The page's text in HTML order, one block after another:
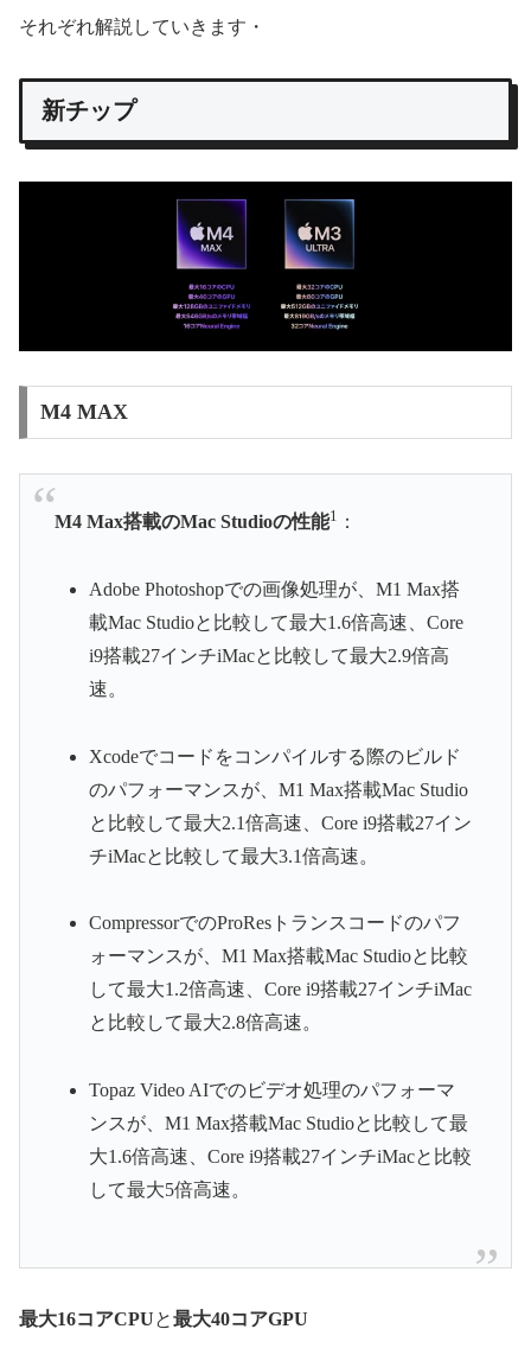
それぞれ解説していきます・
新チップ
M4 MAX
M4 Max搭載のMac Studioの性能1 ：
Adobe Photoshopでの画像処理が、M1 Max搭
載Mac Studioと比較して最大1.6倍高速、Core
i9搭載27インチiMacと比較して最大2.9倍高
速。
Xcodeでコードをコンパイルする際のビルド
のパフォーマンスが、M1 Max搭載Mac Studio
と比較して最大2.1倍高速、Core i9搭載27イン
チiMacと比較して最大3.1倍高速。
CompressorでのProResトランスコードのパフ
ォーマンスが、M1 Max搭載Mac Studioと比較
して最大1.2倍高速、Core i9搭載27インチiMac
と比較して最大2.8倍高速。
Topaz Video AIでのビデオ処理のパフォーマ
ンスが、M1 Max搭載Mac Studioと比較して最
大1.6倍高速、Core i9搭載27インチiMacと比較
して最大5倍高速。
最大16コアCPUと最大40コアGPU